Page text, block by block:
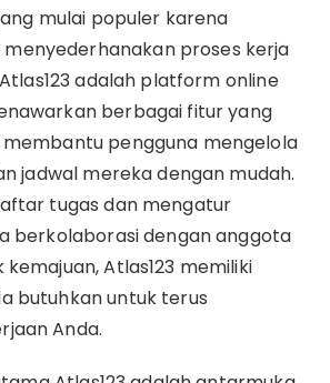
mulai populer karena
proses kerja
adalah platform online
berbagai fitur yang
pengguna mengelola
jadwal mereka dengan mudah.
tugas dan mengatur
berkolaborasi dengan anggota
Atlas123 memiliki
butuhkan untuk terus
Anda.